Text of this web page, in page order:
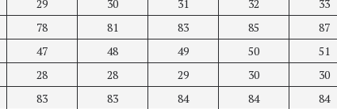
29 30 31 32
33
78 81 83 85
87
47 48 49 50
51
28 28 29 30
30
83 83 84 84
84